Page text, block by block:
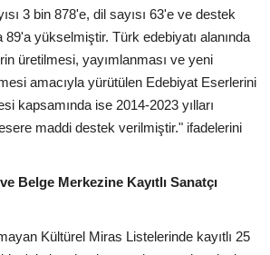
3 bin 878'e, dil sayısı 63'e ve destek
89'a yükselmiştir. Türk edebiyatı alanında
üretilmesi, yayımlanması ve yeni
amacıyla yürütülen Edebiyat Eserlerini
kapsamında ise 2014-2023 yılları
maddi destek verilmiştir." ifadelerini
Belge Merkezine Kayıtlı Sanatçı
Kültürel Miras Listelerinde kayıtlı 25